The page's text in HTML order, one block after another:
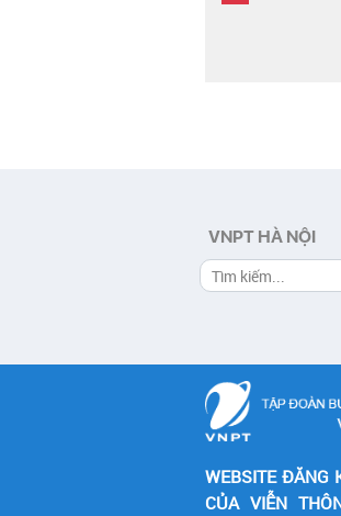
VNPT HÀ NỘI
WEBSITE ĐĂNG
CỦA VIỄN